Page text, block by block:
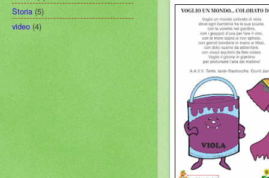
Storia (5)
video (4)